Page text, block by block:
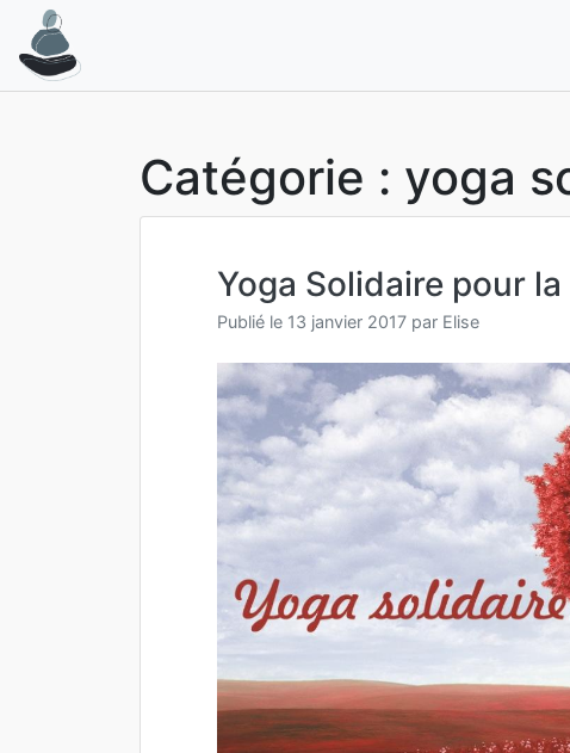
contenu
Catégorie : yoga
Yoga Solidaire pour
Publié le 13 janvier 2017 par Elise